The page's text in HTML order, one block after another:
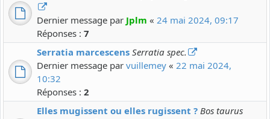
Dernier message par Jplm « 24 mai 2024, 09:17
Réponses : 7
Serratia marcescens Serratia spec.
Dernier message par vuillemey « 22 mai 2024,
10:32
Réponses : 2
Elles mugissent ou elles rugissent ? Bos taurus